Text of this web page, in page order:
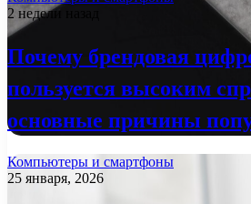
2 недели назад
Почему брендовая
пользуется высоким
основные причины
Компьютеры и смартфоны
25 января, 2026